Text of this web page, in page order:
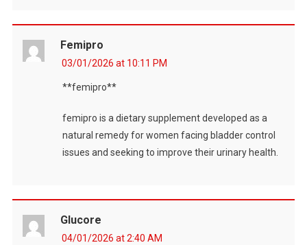
Femipro
03/01/2026 at 10:11 PM
**femipro**
femipro is a dietary supplement developed as a
natural remedy for women facing bladder control
issues and seeking to improve their urinary health.
Glucore
04/01/2026 at 2:40 AM